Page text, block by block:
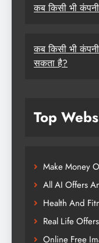
कब किसी भी
कब किसी भी
सकता है?
Top
Make Money
All AI Offers
Health And
Real Life
Online Free